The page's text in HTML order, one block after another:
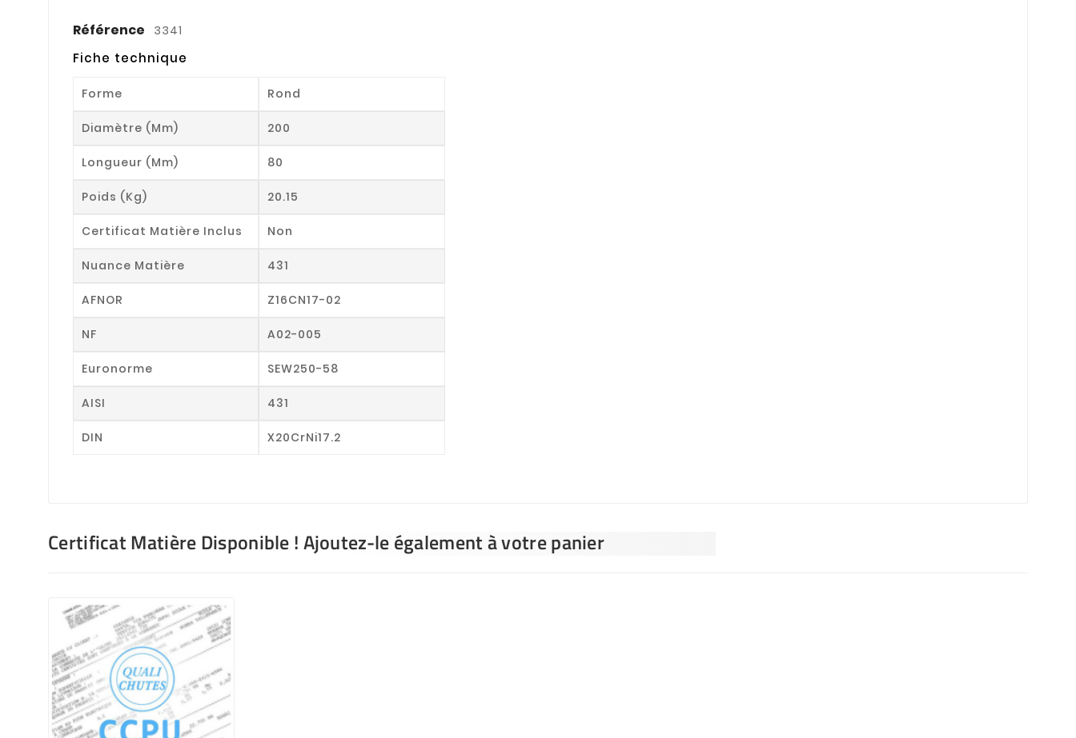
Référence 3341
Fiche technique
Forme Rond
Diamètre (mm) 200
Longueur (mm) 80
Poids (kg) 20.15
Certificat Matière Inclus Non
Nuance Matière 431
AFNOR Z16CN17-02
NF A02-005
Euronorme SEW250-58
AISI 431
DIN X20CrNi17.2
Certificat Matière Disponible ! Ajoutez-le également à votre panier